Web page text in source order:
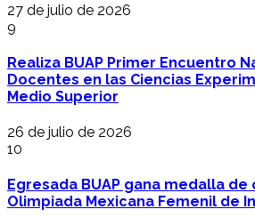
27 de julio de 2026
9
Realiza BUAP Primer Encuentro
Docentes en las Ciencias
Medio Superior
26 de julio de 2026
10
Egresada BUAP gana medalla
Olimpiada Mexicana Femenil de